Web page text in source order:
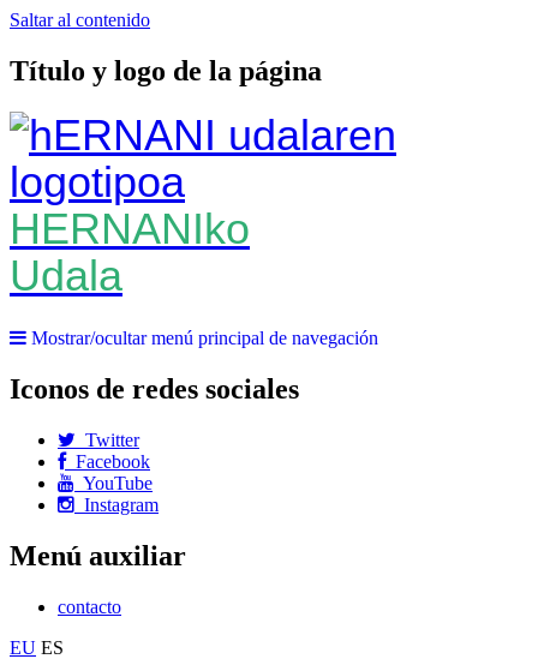
Saltar al contenido
Título y logo de la página
HERNANIko
Udala
Mostrar/ocultar menú principal de navegación
Iconos de redes sociales
Twitter
Facebook
YouTube
Instagram
Menú auxiliar
contacto
EU ES